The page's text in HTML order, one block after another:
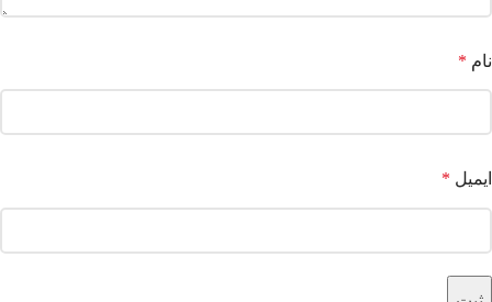
نام *
ایمیل *